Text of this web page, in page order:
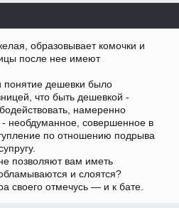
образовывает комочки и
после нее имеют
понятие дешевки было
что быть дешевкой -
намеренно
необдуманное, совершенное в
по отношению подрыва
позволяют вам иметь
и слоятся?
своего отмечусь — и к бате.